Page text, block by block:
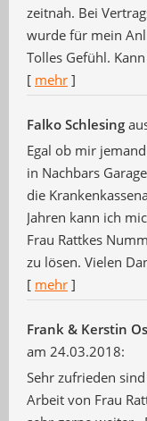
zeitnah. Bei
wurde für mein
Tolles Gefühl.
[ mehr ]
Falko Schlesing
Egal ob mir
in Nachbars
die
Jahren kann ich
Frau Rattkes
zu lösen. Vielen
[ mehr ]
Frank & Kerstin
am 24.03.2018:
Sehr zufrieden
Arbeit von Frau